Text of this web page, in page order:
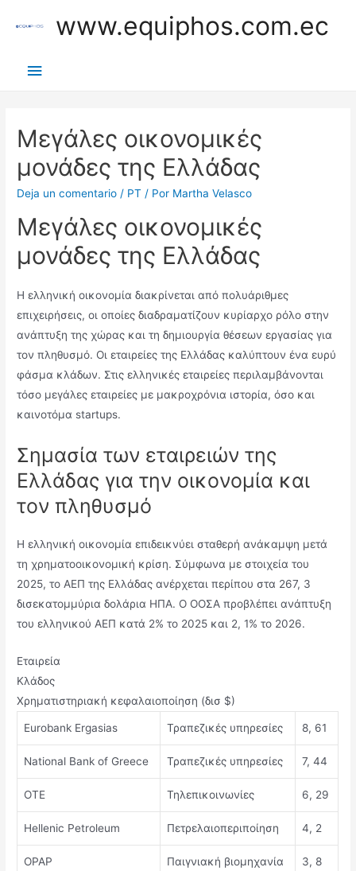
www.equiphos.com.ec
Menú
Μεγάλες οικονομικές
μονάδες της Ελλάδας
Deja un comentario / PT / Por Martha Velasco
Μεγάλες οικονομικές
μονάδες της Ελλάδας
Η ελληνική οικονομία διακρίνεται από πολυάριθμες
επιχειρήσεις, οι οποίες διαδραματίζουν κυρίαρχο ρόλο στην
ανάπτυξη της χώρας και τη δημιουργία θέσεων εργασίας για
τον πληθυσμό. Οι εταιρείες της Ελλάδας καλύπτουν ένα ευρύ
φάσμα κλάδων. Στις ελληνικές εταιρείες περιλαμβάνονται
τόσο μεγάλες εταιρείες με μακροχρόνια ιστορία, όσο και
καινοτόμα startups.
Σημασία των εταιρειών της
Ελλάδας για την οικονομία και
τον πληθυσμό
Η ελληνική οικονομία επιδεικνύει σταθερή ανάκαμψη μετά
τη χρηματοοικονομική κρίση. Σύμφωνα με στοιχεία του
2025, το ΑΕΠ της Ελλάδας ανέρχεται περίπου στα 267, 3
δισεκατομμύρια δολάρια ΗΠΑ. Ο ΟΟΣΑ προβλέπει ανάπτυξη
του ελληνικού ΑΕΠ κατά 2% το 2025 και 2, 1% το 2026.
Εταιρεία
Κλάδος
Χρηματιστηριακή κεφαλαιοποίηση (δισ $)
Eurobank Ergasias Τραπεζικές υπηρεσίες 8, 61
National Bank of Greece Τραπεζικές υπηρεσίες 7, 44
OTE Τηλεπικοινωνίες 6, 29
Hellenic Petroleum Πετρελαιοπεριποίηση 4, 2
OPAP Παιγνιακή βιομηχανία 3, 8